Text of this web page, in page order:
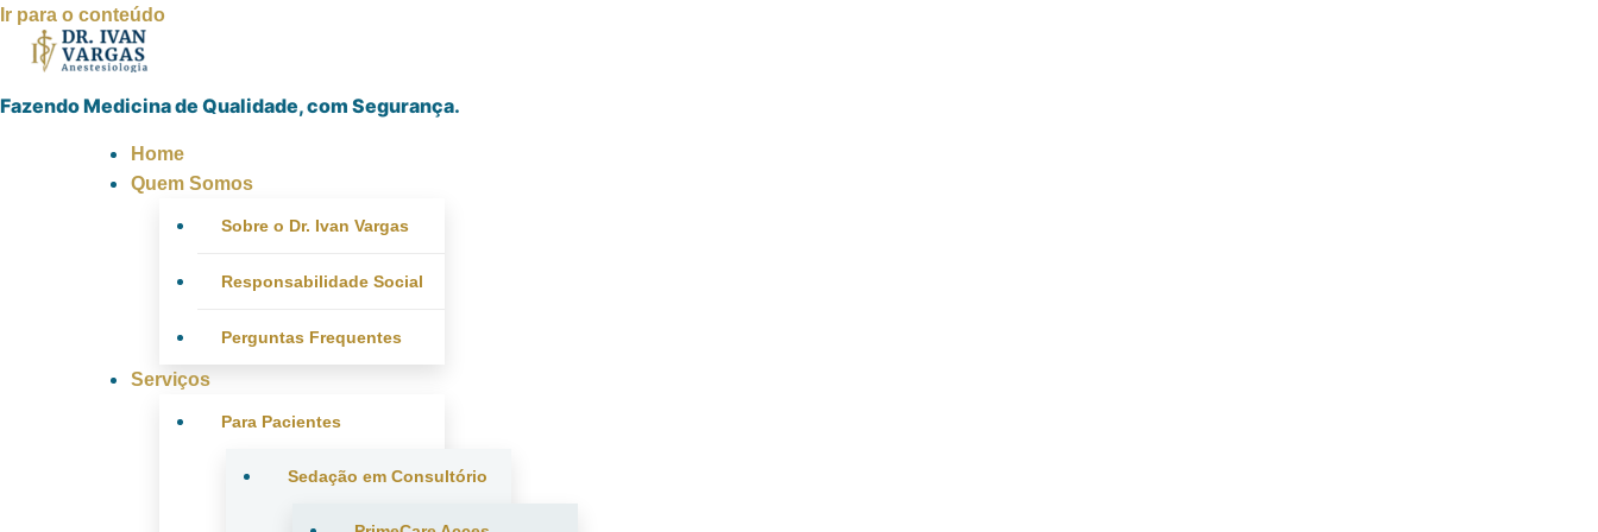
Ir para o conteúdo
Fazendo Medicina de Qualidade, com Segurança.
Home
Quem Somos
Sobre o Dr. Ivan Vargas
Responsabilidade Social
Perguntas Frequentes
Serviços
Para Pacientes
Sedação em Consultório